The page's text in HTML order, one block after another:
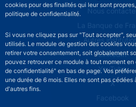
cookies pour des finalités qui leur sont
politique de confidentialité.
Si vous ne cliquez pas sur "Tout accepter",
utilisés. Le module de gestion des cookies
retirer votre consentement, soit globalement
pouvez retrouver ce module à tout moment en
de confidentialité" en bas de page. Vos
une durée de 6 mois. Elles ne sont pas cédées
d'autres fins.
ACPR footer secondary menu
Nous contacter
La Banque de
Autres
LinkedIn
YouTube
X
Facebook